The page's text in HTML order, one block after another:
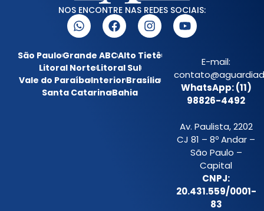
NOS ENCONTRE NAS REDES SOCIAIS:
São PauloGrande ABCAlto Tietê
Litoral NorteLitoral Sul
Vale do ParaíbaInteriorBrasília
Santa CatarinaBahia
E-mail:
WhatsApp: (11)
98826-4492
Av. Paulista, 2202
CJ 81 – 8º Andar –
São Paulo –
Capital
CNPJ:
20.431.559/0001-
83